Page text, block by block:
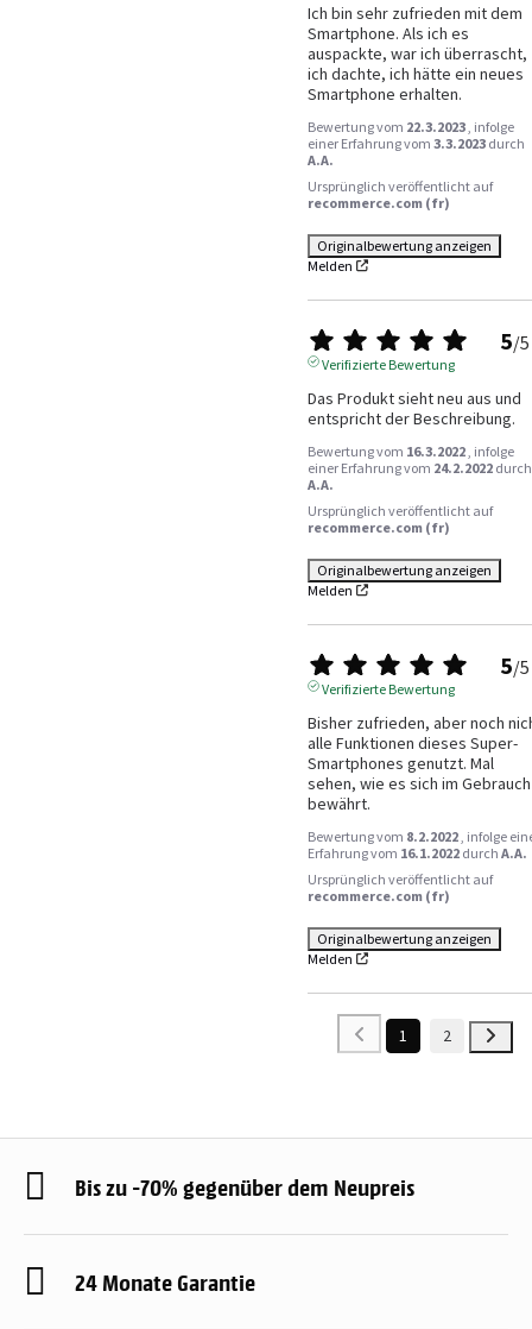
Ich bin sehr zufrieden mit dem
Smartphone. Als ich es
auspackte, war ich überrascht,
ich dachte, ich hätte ein neues
Smartphone erhalten.
Bewertung vom 22.3.2023 , infolge
einer Erfahrung vom 3.3.2023 durch
A.A.
Ursprünglich veröffentlicht auf
recommerce.com (fr)
Originalbewertung anzeigen
Melden
5/5
Verifizierte Bewertung
Das Produkt sieht neu aus und
entspricht der Beschreibung.
Bewertung vom 16.3.2022 , infolge
einer Erfahrung vom 24.2.2022 durch
A.A.
Ursprünglich veröffentlicht auf
recommerce.com (fr)
Originalbewertung anzeigen
Melden
5/5
Verifizierte Bewertung
Bisher zufrieden, aber noch
alle Funktionen dieses Super-
Smartphones genutzt. Mal
sehen, wie es sich im Gebrauch
bewährt.
Bewertung vom 8.2.2022 , infolge
Erfahrung vom 16.1.2022 durch A.A.
Ursprünglich veröffentlicht auf
recommerce.com (fr)
Originalbewertung anzeigen
Melden
1 2
Bis zu -70% gegenüber dem Neupreis
24 Monate Garantie